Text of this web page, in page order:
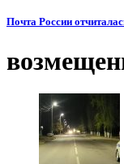
Почта России